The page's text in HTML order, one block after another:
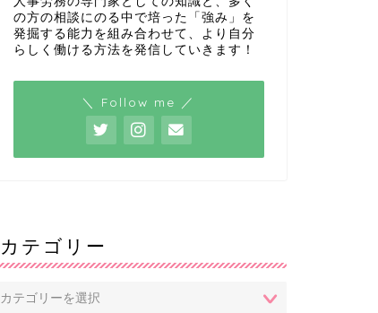
の方の相談にのる中で培った「強み」を
発掘する能力を組み合わせて、より自分
らしく働ける方法を発信していきます！
＼ Follow me ／
カテゴリー